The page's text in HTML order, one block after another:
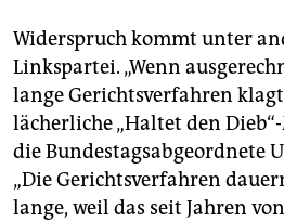
Widerspruch kommt unter
Linkspartei. „Wenn
lange Gerichtsverfahren
lächerliche „Haltet den
die Bundestagsabgeordnete
„Die Gerichtsverfahren
lange, weil das seit Jahren